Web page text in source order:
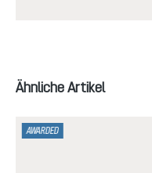
Produktgalerie überspringen
Ähnliche Artikel
AWARDED